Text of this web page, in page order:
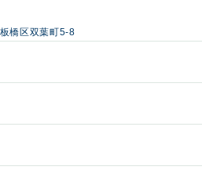
橋区双葉町5-8